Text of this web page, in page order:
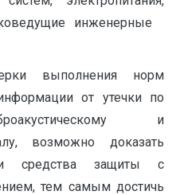
инженерные
выполнения норм
от утечки по
и
возможно доказать
средства защиты с
тем самым достичь